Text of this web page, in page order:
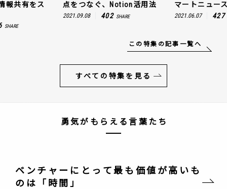
報共有をス
SHARE
点をつなぐ、Notion活用法
2021.09.08 402 SHARE
マートニュー
2021.06.07 427
この特集の記事一覧へ
すべての特集を見る
勇気がもらえる言葉たち
ベンチャーにとって最も価値が高いも
のは「時間」